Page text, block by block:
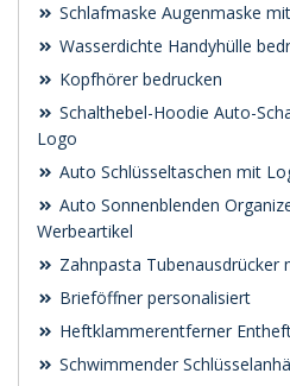
Schlafmaske Augenmaske
Wasserdichte Handyhülle
Kopfhörer bedrucken
Schalthebel-Hoodie Auto-
Logo
Auto Schlüsseltaschen mit
Auto Sonnenblenden
Werbeartikel
Zahnpasta Tubenausdrücker
Brieföffner personalisiert
Heftklammerentferner
Schwimmender